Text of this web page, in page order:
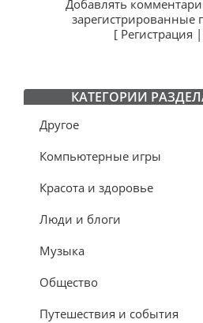
Добавлять
зарегистрированные
[ Регистрация |
КАТЕГОРИИ
Другое
Компьютерные игры
Красота и здоровье
Люди и блоги
Музыка
Общество
Путешествия и события